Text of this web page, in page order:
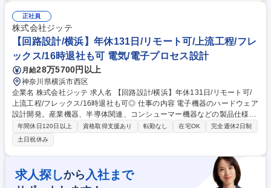
して案件の工程管理及び外注管理も担当いただきます。 【最上流工程から
一括受注】企画から受注している案件が多数あります。 要件定義、基本設
計などから携わっていただき、設計、検査、運用、保守と一 貫して行うこ
とができるのが特徴です。 募集職種 【回路設計(PL/PM候補)】年休131日/
残業10.5h/大手案件多数/最上流から受注
正社員
株式会社ジッテ
【回路設計/横浜】年休131日/リモート可/上流工程/フレ
ックス/16時退社も可 電気/電子プロセス設計
月給28万5700円以上
神奈川県横浜市西区
企業名 株式会社ジッテ 求人名 【回路設計/横浜】年休131日/リモート可/
上流工程/フレックス/16時退社も可◎ 仕事の内容 電子機器のハードウェア
設計開発。産業機器、半導体関連、コンシューマー機器などの製品仕様設
計・電子回路設計をメインに、上流工程から一貫して携わります。技術向
上と私生活の両立を会社が全力で支援します。 【1】仕様設計：製品の機
能要件に基づいたハードウェアの仕様策定 【2】回路設計：アナログ・デ
ジタル回路の設計、部品選定 【3】評価・検証：試作機のデバッグ、動作
確認 ★幅広い業界の案件に携われるため、技術者としての市場価値が高ま
ります。 ★16時退社やフレックス、リモートワークを臨機応変に活用可
年間休日120日以上 資格取得支援あり 転勤なし 在宅OK
完全週休2日制
土日祝休み
求人探しから 入社まで